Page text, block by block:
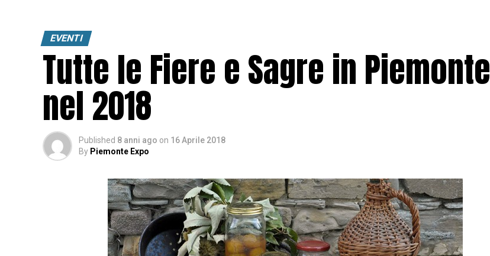
EVENTI
Tutte le Fiere e Sagre in Piemonte
nel 2018
Published 8 anni ago on 16 Aprile 2018
By Piemonte Expo